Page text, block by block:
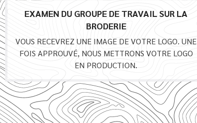
EXAMEN DU GROUPE DE TRAVAIL SUR LA
BRODERIE
VOUS RECEVREZ UNE IMAGE DE VOTRE LOGO. UNE
FOIS APPROUVÉ, NOUS METTRONS VOTRE LOGO
EN PRODUCTION.